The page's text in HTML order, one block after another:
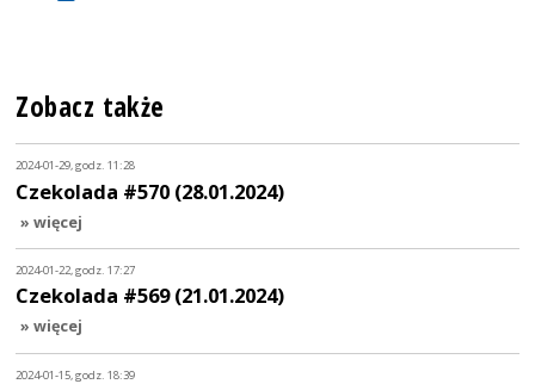
Zobacz także
2024-01-29, godz. 11:28
Czekolada #570 (28.01.2024)
» więcej
2024-01-22, godz. 17:27
Czekolada #569 (21.01.2024)
» więcej
2024-01-15, godz. 18:39